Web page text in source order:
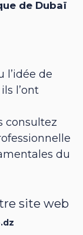
l’idée de
l’ont
consultez
du
site web